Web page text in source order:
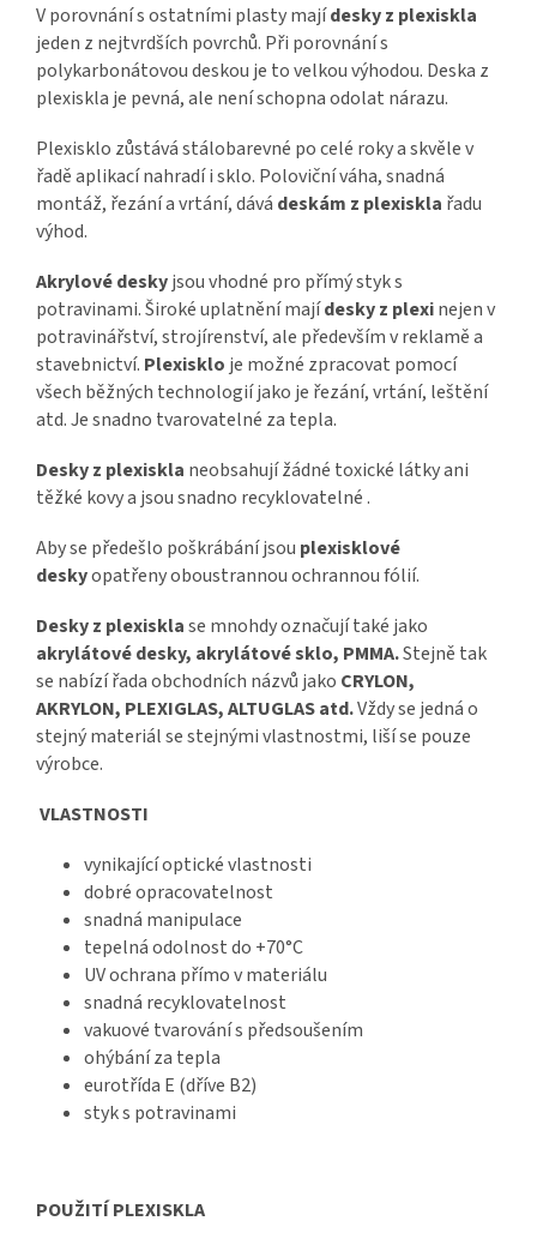
V porovnání s ostatními plasty majídesky z plexiskla
jeden z nejtvrdších povrchů. Při porovnání s
polykarbonátovou deskou je to velkou výhodou. Deska z
plexiskla je pevná, ale není schopna odolat nárazu.
Plexisklo zůstává stálobarevné po celé roky a skvěle v
řadě aplikací nahradí i sklo. Poloviční váha, snadná
montáž, řezání a vrtání, dává deskám z plexiskla řadu
výhod.
Akrylové deskyjsou vhodné pro přímý styk s
potravinami. Široké uplatnění majídesky z plexinejen v
potravinářství, strojírenství, ale především v reklamě a
stavebnictví. Plexisklo je možné zpracovat pomocí
všech běžných technologií jako je řezání, vrtání, leštění
atd. Je snadno tvarovatelné za tepla.
Desky z plexiskla neobsahují žádné toxické látky ani
těžké kovy a jsou snadno recyklovatelné .
Aby se předešlo poškrábání jsou plexisklové
deskyopatřeny oboustrannou ochrannou fólií.
Desky z plexisklase mnohdy označují také jako
akrylátové desky, akrylátové sklo, PMMA.Stejně tak
se nabízí řada obchodních názvů jako CRYLON,
AKRYLON, PLEXIGLAS, ALTUGLAS atd.Vždy se jedná o
stejný materiál se stejnými vlastnostmi, liší se pouze
výrobce.
VLASTNOSTI
vynikající optické vlastnosti
dobré opracovatelnost
snadná manipulace
tepelná odolnost do +70°C
UV ochrana přímo v materiálu
snadná recyklovatelnost
vakuové tvarování s předsoušením
ohýbání za tepla
eurotřída E (dříve B2)
styk s potravinami
POUŽITÍ PLEXISKLA